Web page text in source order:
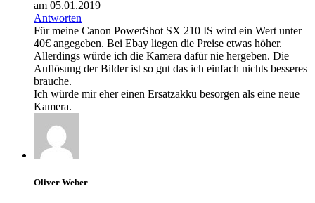
am 05.01.2019
Antworten
Für meine Canon PowerShot SX 210 IS wird ein Wert unter
40€ angegeben. Bei Ebay liegen die Preise etwas höher.
Allerdings würde ich die Kamera dafür nie hergeben. Die
Auflösung der Bilder ist so gut das ich einfach nichts besseres
brauche.
Ich würde mir eher einen Ersatzakku besorgen als eine neue
Kamera.
Oliver Weber